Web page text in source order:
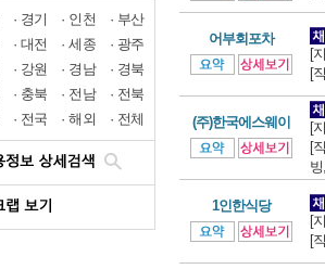
· 경기 · 인천 · 부산
· 대전 · 세종 · 광주
· 강원 · 경남 · 경북
· 충북 · 전남 · 전북
· 전국 · 해외 · 전체
어부회포차
[
[
(주)한국에스웨이
[
[
1인한식당
[
[